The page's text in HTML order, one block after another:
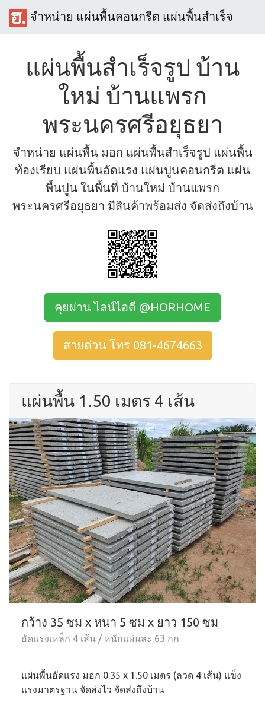
จำหน่าย แผ่นพื้นคอนกรีต แผ่นพื้นสำเร็จ
แผ่นพื้นสำเร็จรูป บ้าน
ใหม่ บ้านแพรก
พระนครศรีอยุธยา
จำหน่าย แผ่นพื้น มอก แผ่นพื้นสำเร็จรูป แผ่นพื้น
ท้องเรียบ แผ่นพื้นอัดแรง แผ่นปูนคอนกรีต แผ่น
พื้นปูน ในพื้นที่ บ้านใหม่ บ้านแพรก
พระนครศรีอยุธยา มีสินค้าพร้อมส่ง จัดส่งถึงบ้าน
คุยผ่าน ไลน์ไอดี @HORHOME
สายด่วน โทร 081-4674663
แผ่นพื้น 1.50 เมตร 4 เส้น
กว้าง 35 ซม x หนา 5 ซม x ยาว 150 ซม
อัดแรงเหล็ก 4 เส้น / หนักแผ่นละ 63 กก
แผ่นพื้นอัดแรง มอก 0.35 x 1.50 เมตร (ลวด 4 เส้น) แข็ง
แรงมาตรฐาน จัดส่งไว จัดส่งถึงบ้าน